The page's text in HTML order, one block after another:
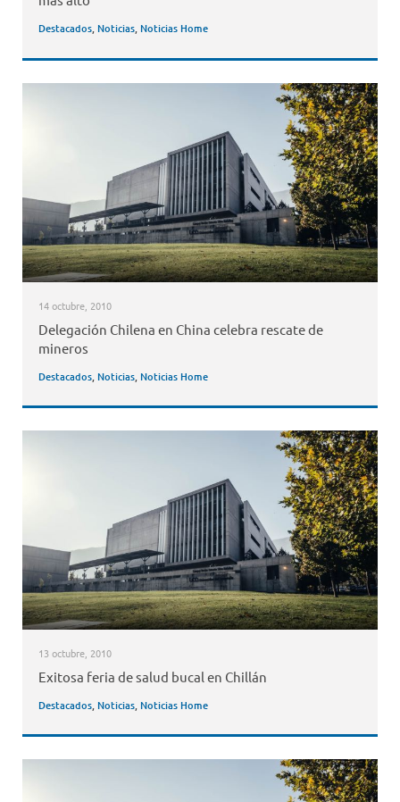
Destacados, Noticias, Noticias Home
14 octubre, 2010
Delegación Chilena en China celebra rescate de
mineros
Destacados, Noticias, Noticias Home
13 octubre, 2010
Exitosa feria de salud bucal en Chillán
Destacados, Noticias, Noticias Home